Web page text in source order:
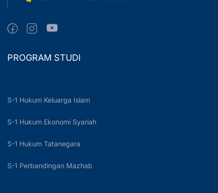
PROGRAM STUDI
S-1 Hukum Keluarga Islam
S-1 Hukum Ekonomi Syariah
S-1 Hukum Tatanegara
S-1 Perbandingan Mazhab